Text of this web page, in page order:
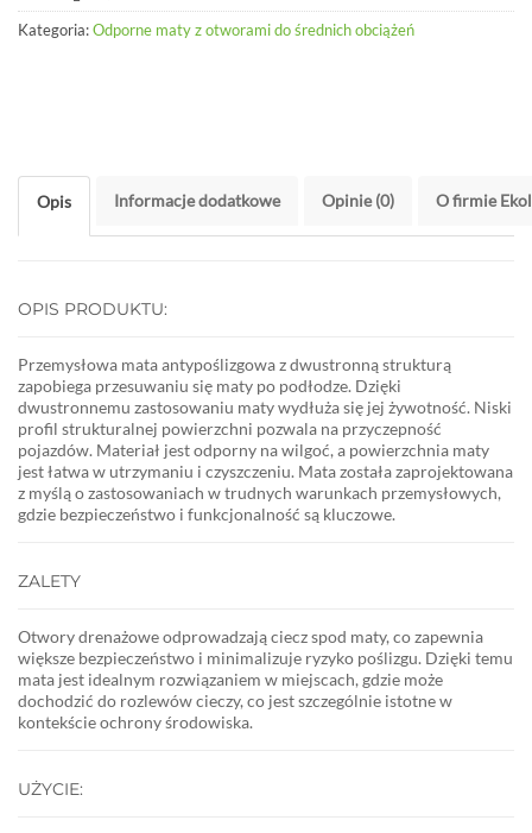
Kategoria:Odporne maty z otworami do średnich obciążeń
Opis Informacje dodatkowe Opinie (0) O firmie
OPIS PRODUKTU:
Przemysłowa mata antypoślizgowa z dwustronną strukturą
zapobiega przesuwaniu się maty po podłodze. Dzięki
dwustronnemu zastosowaniu maty wydłuża się jej żywotność. Niski
profil strukturalnej powierzchni pozwala na przyczepność
pojazdów. Materiał jest odporny na wilgoć, a powierzchnia maty
jest łatwa w utrzymaniu i czyszczeniu. Mata została zaprojektowana
z myślą o zastosowaniach w trudnych warunkach przemysłowych,
gdzie bezpieczeństwo i funkcjonalność są kluczowe.
ZALETY
Otwory drenażowe odprowadzają ciecz spod maty, co zapewnia
większe bezpieczeństwo i minimalizuje ryzyko poślizgu. Dzięki temu
mata jest idealnym rozwiązaniem w miejscach, gdzie może
dochodzić do rozlewów cieczy, co jest szczególnie istotne w
kontekście ochrony środowiska.
UŻYCIE: